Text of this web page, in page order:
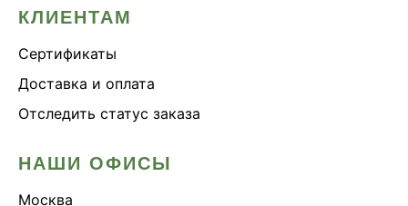
КЛИЕНТАМ
Сертификаты
Доставка и оплата
Отследить статус заказа
НАШИ ОФИСЫ
Москва